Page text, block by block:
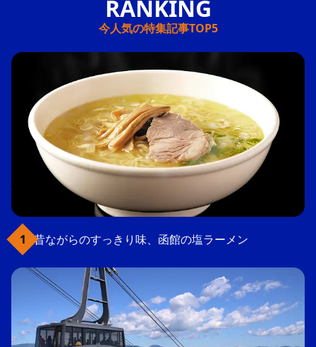
今人気の特集記事TOP5
昔ながらのすっきり味、函館の塩ラーメン